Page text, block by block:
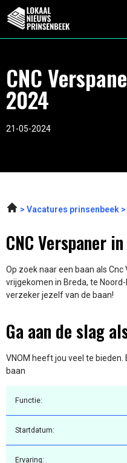
CNC
2024
21-05-2024
Vacatures prinsenbeek
CNC Verspaner
Op zoek naar een baan als
vrijgekomen in Breda, te
verzeker jezelf van de baan!
Ga aan de slag
VNOM heeft jou veel te
baan
Functie:
Startdatum:
Ervaring: